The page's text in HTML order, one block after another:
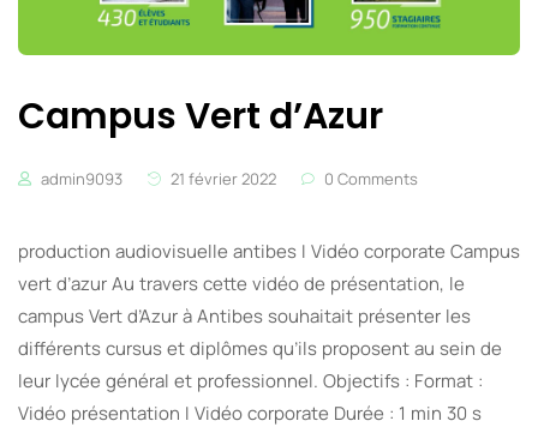
Campus Vert d’Azur
admin9093 21 février 2022 0 Comments
production audiovisuelle antibes I Vidéo corporate Campus
vert d’azur Au travers cette vidéo de présentation, le
campus Vert d’Azur à Antibes souhaitait présenter les
différents cursus et diplômes qu’ils proposent au sein de
leur lycée général et professionnel. Objectifs : Format :
Vidéo présentation I Vidéo corporate Durée : 1 min 30 s